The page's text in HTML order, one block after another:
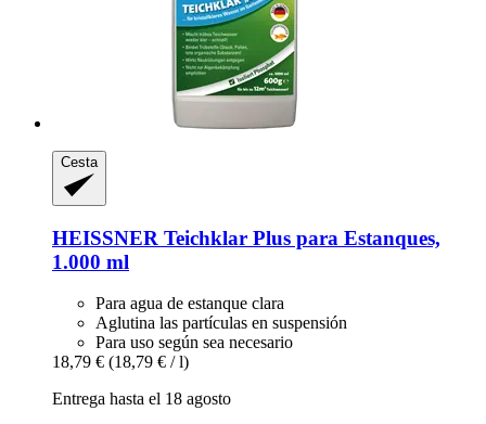
Cesta
HEISSNER Teichklar Plus para Estanques,
1.000 ml
Para agua de estanque clara
Aglutina las partículas en suspensión
Para uso según sea necesario
18,79 € (18,79 € / l)
Entrega hasta el 18 agosto